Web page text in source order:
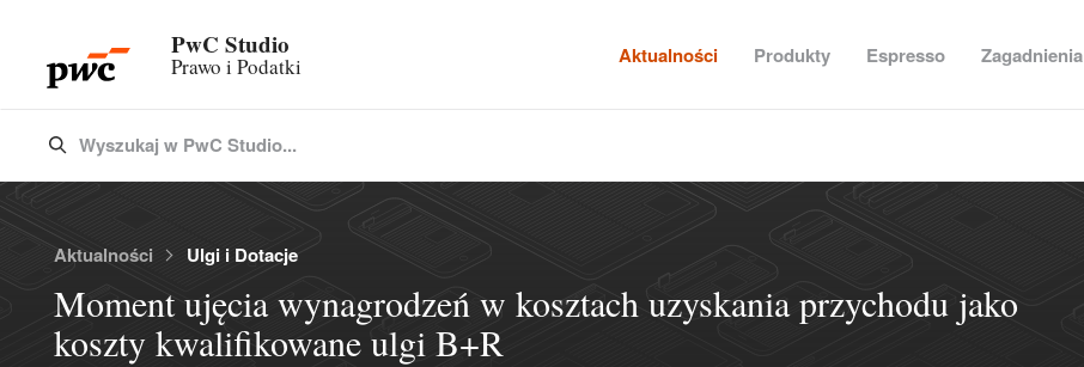
PwC Studio
Prawo i Podatki Aktualności Produkty Espresso Zagadnienia
Type 3 or more characters for results.
Wyszukaj w PwC Studio...
Aktualności Ulgi i Dotacje
Moment ujęcia wynagrodzeń w kosztach uzyskania przychodu jako
koszty kwalifikowane ulgi B+R